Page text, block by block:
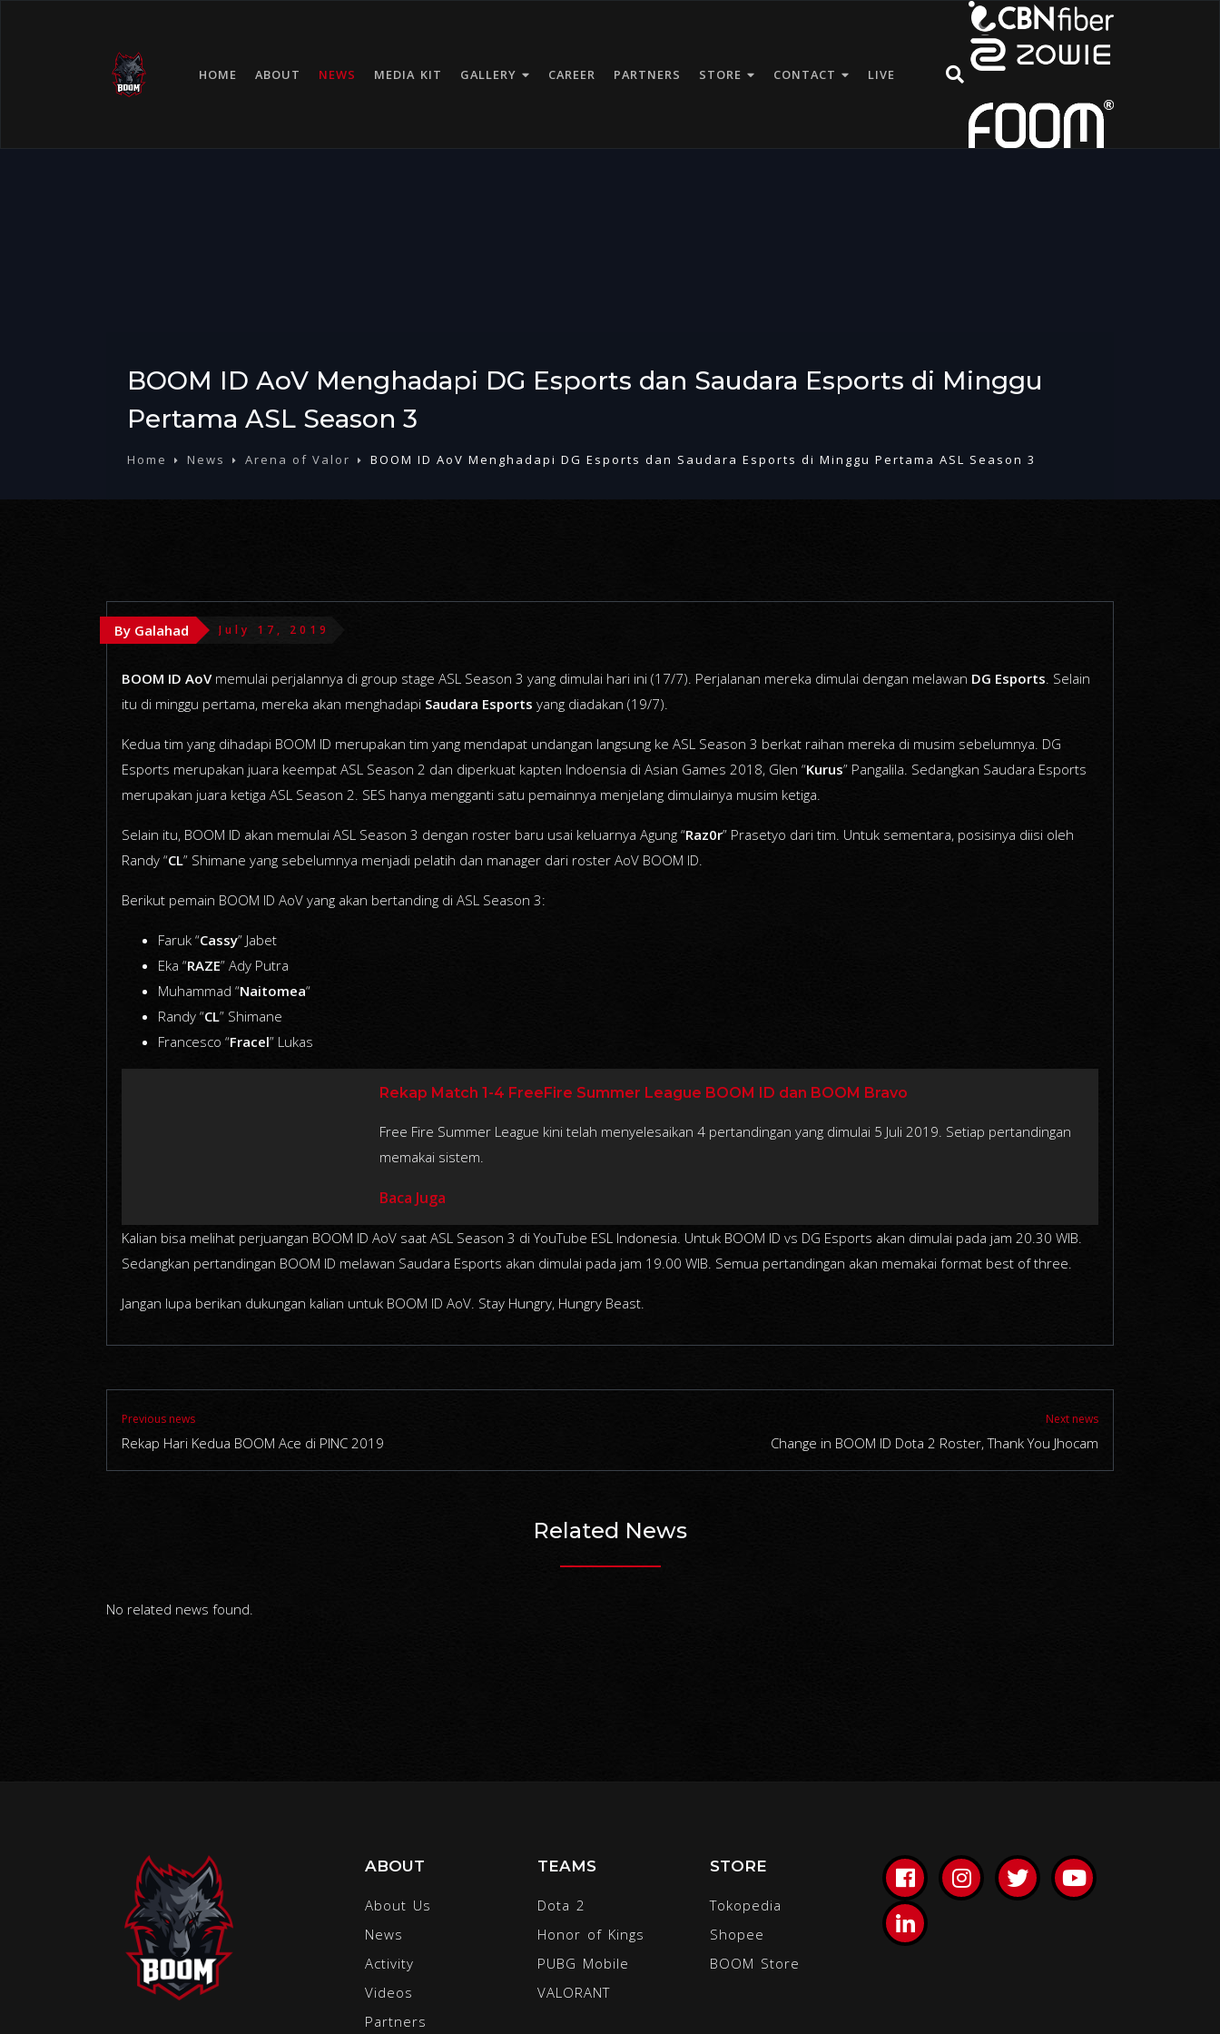
HOME ABOUT NEWS MEDIA KIT GALLERY CAREER PARTNERS STORE CONTACT LIVE
BOOM ID AoV Menghadapi DG Esports dan Saudara Esports di Minggu
Pertama ASL Season 3
Home News Arena of Valor BOOM ID AoV Menghadapi DG Esports dan Saudara Esports di Minggu Pertama ASL Season 3
By Galahad July 17, 2019
BOOM ID AoVmemulai perjalannya di group stage ASL Season 3 yang dimulai hari ini (17/7). Perjalanan mereka dimulai dengan melawan DG Esports. Selain
itu di minggu pertama, mereka akan menghadapi Saudara Esports yang diadakan (19/7).
Kedua tim yang dihadapi BOOM ID merupakan tim yang mendapat undangan langsung ke ASL Season 3 berkat raihan mereka di musim sebelumnya. DG
Esports merupakan juara keempat ASL Season 2 dan diperkuat kapten Indoensia di Asian Games 2018, Glen “Kurus” Pangalila. Sedangkan Saudara Esports
merupakan juara ketiga ASL Season 2. SES hanya mengganti satu pemainnya menjelang dimulainya musim ketiga.
Selain itu, BOOM ID akan memulai ASL Season 3 dengan roster baru usai keluarnya Agung “Raz0r” Prasetyo dari tim. Untuk sementara, posisinya diisi oleh
Randy “CL” Shimane yang sebelumnya menjadi pelatih dan manager dari roster AoV BOOM ID.
Berikut pemain BOOM ID AoV yang akan bertanding di ASL Season 3:
Faruk “Cassy” Jabet
Eka “RAZE” Ady Putra
Muhammad “Naitomea“
Randy “CL” Shimane
Francesco “Fracel” Lukas
Rekap Match 1-4 FreeFire Summer League BOOM ID dan BOOM Bravo
Free Fire Summer League kini telah menyelesaikan 4 pertandingan yang dimulai 5 Juli 2019. Setiap pertandingan
memakai sistem.
Baca Juga
Kalian bisa melihat perjuangan BOOM ID AoV saat ASL Season 3 di YouTube ESL Indonesia. Untuk BOOM ID vs DG Esports akan dimulai pada jam 20.30 WIB.
Sedangkan pertandingan BOOM ID melawan Saudara Esports akan dimulai pada jam 19.00 WIB. Semua pertandingan akan memakai format best of three.
Jangan lupa berikan dukungan kalian untuk BOOM ID AoV. Stay Hungry, Hungry Beast.
Previous news
Rekap Hari Kedua BOOM Ace di PINC 2019
Next news
Change in BOOM ID Dota 2 Roster, Thank You Jhocam
Related News
No related news found.
ABOUT
About Us
News
Activity
Videos
Partners
TEAMS
Dota 2
Honor of Kings
PUBG Mobile
VALORANT
STORE
Tokopedia
Shopee
BOOM Store